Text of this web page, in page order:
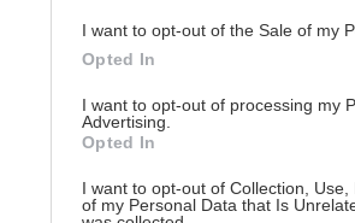
I want to opt-out of the Sale of my
Opted In
I want to opt-out of processing my
Advertising.
Opted In
I want to opt-out of Collection,
of my Personal Data that Is